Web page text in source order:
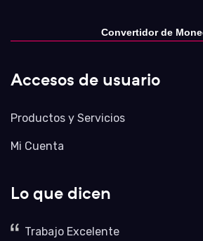
Convertidor de
Accesos de usuario
Productos y Servicios
Mi Cuenta
Lo que dicen
Trabajo Excelente